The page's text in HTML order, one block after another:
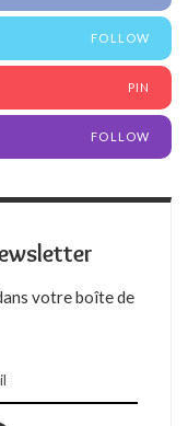
FOLLOW
PIN
FOLLOW
votre boîte de